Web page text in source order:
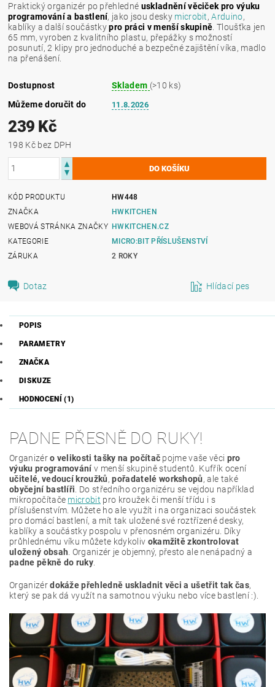
Praktický organizér po přehledné uskladnění věciček pro výuku
programování a bastlení, jako jsou desky microbit,Arduino,
kablíky a další součástkypro práci v menší skupině . Tloušťka jen
65 mm, vyroben z kvalitního plastu, přepážky s možností
posunutí, 2 klipy pro jednoduché a bezpečné zajištění víka, madlo
na přenášení.
Dostupnost Skladem (>10 ks)
Můžeme doručit do
11.8.2026
239 Kč
198 Kč bez DPH
KÓD PRODUKTU
HW448
ZNAČKA
HWKITCHEN
WEBOVÁ STRÁNKA ZNAČKY HWKITCHEN.CZ
KATEGORIE
MICRO:BIT PŘÍSLUŠENSTVÍ
ZÁRUKA
2 ROKY
Dotaz Hlídací pes
POPIS
PARAMETRY
ZNAČKA
DISKUZE
HODNOCENÍ (1)
PADNE PŘESNĚ DO RUKY!
Organizéro velikosti tašky na počítač pojme vaše věci pro
výuku programování v menší skupině studentů. Kufřík ocení
učitelé, vedoucí kroužků,pořadatelé workshopů, ale také
obyčejní bastlíři. Do středního organizéru se vejdou například
mikropočítače microbit pro kroužek či menší třídu i s
příslušenstvím. Můžete ho ale využít i na organizaci součástek
pro domácí bastlení, a mít tak uložené své roztřízené desky,
kablíky a součástky pospolu v přenosném organizéru. Díky
průhlednému víku můžete kdykoliv okamžitě zkontrolovat
uložený obsah. Organizér je objemný, přesto ale nenápadný a
padne pěkně do ruky.
Organizérdokáže přehledně uskladnit věci a ušetřit tak čas,
který se pak dá využít na samotnou výuku nebo více bastlení :).